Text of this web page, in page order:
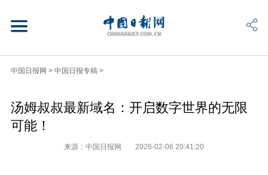
中国日报网 > 中国日报专稿 >
汤姆叔叔最新域名：开启数字世界的无限
可能！
来源：中国日报网 2026-02-06 20:41:20